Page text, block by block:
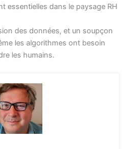
essentielles dans le paysage RH
des données, et un soupçon
les algorithmes ont besoin
les humains.